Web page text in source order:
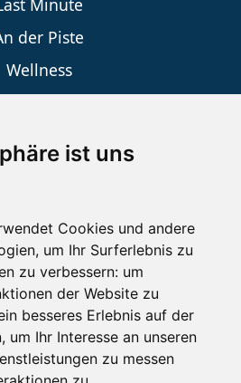
ist uns
Cookies und andere
um Ihr Surferlebnis zu
zu verbessern: um
der Website zu
besseres Erlebnis auf der
, um Ihr Interesse an unseren
zu messen
Minute
der Piste
Wellness
SKI APP
APP für iOS und Android - Ein
und Schneefreaks!